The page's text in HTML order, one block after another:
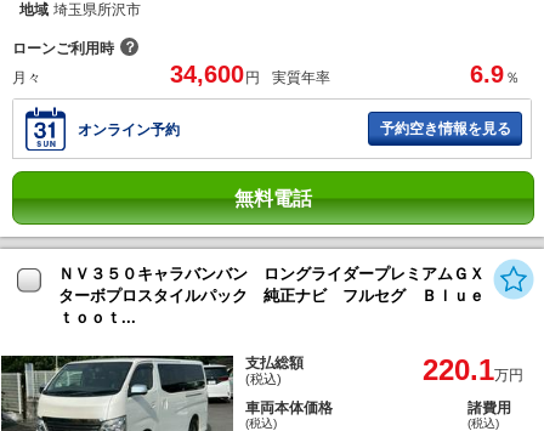
地域 埼玉県所沢市
ローンご利用時 ？
月々
34,600 円 実質年率 6.9 ％
オンライン予約 予約空き情報を見る
無料電話
ＮＶ３５０キャラバンバン ロングライダープレミアムＧＸ
ターボプロスタイルパック 純正ナビ フルセグ Ｂｌｕｅ
ｔｏｏｔ...
支払総額
(税込) 220.1万円
車両本体価格
(税込)
諸費用
(税込)